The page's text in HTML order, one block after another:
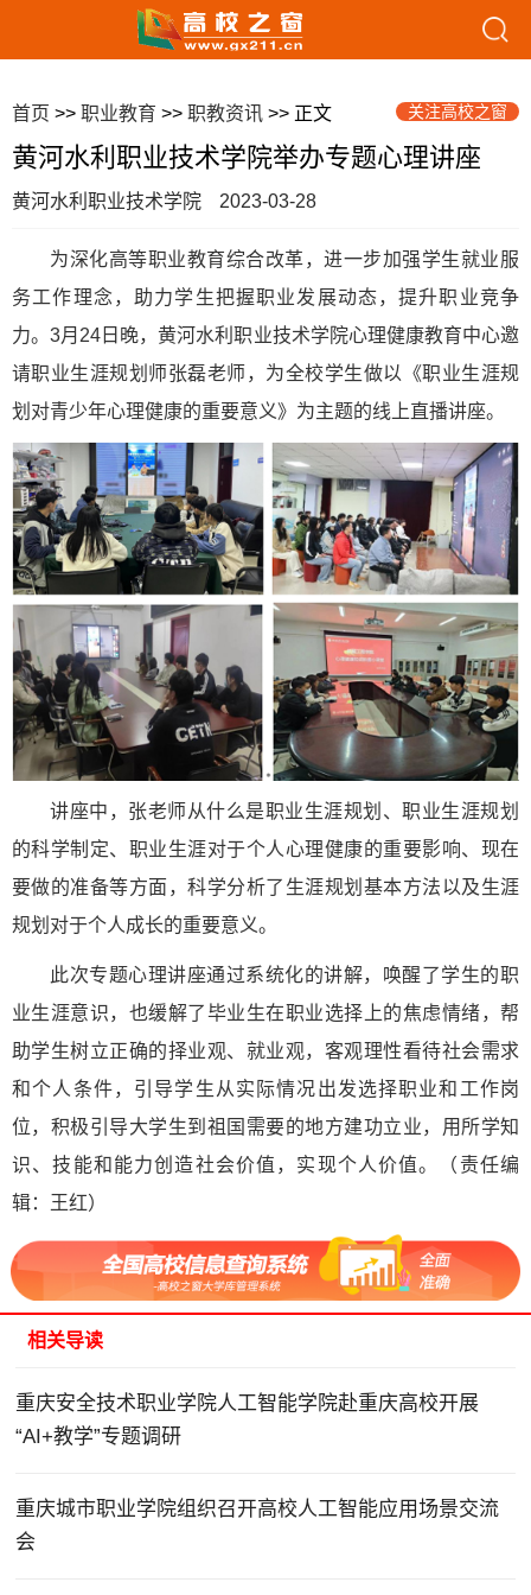
首页 >> 职业教育 >> 职教资讯 >> 正文 关注高校之窗
黄河水利职业技术学院举办专题心理讲座
黄河水利职业技术学院 2023-03-28
为深化高等职业教育综合改革，进一步加强学生就业服
务工作理念，助力学生把握职业发展动态，提升职业竞争
力。3月24日晚，黄河水利职业技术学院心理健康教育中心邀
请职业生涯规划师张磊老师，为全校学生做以《职业生涯规
划对青少年心理健康的重要意义》为主题的线上直播讲座。
讲座中，张老师从什么是职业生涯规划、职业生涯规划
的科学制定、职业生涯对于个人心理健康的重要影响、现在
要做的准备等方面，科学分析了生涯规划基本方法以及生涯
规划对于个人成长的重要意义。
此次专题心理讲座通过系统化的讲解，唤醒了学生的职
业生涯意识，也缓解了毕业生在职业选择上的焦虑情绪，帮
助学生树立正确的择业观、就业观，客观理性看待社会需求
和个人条件，引导学生从实际情况出发选择职业和工作岗
位，积极引导大学生到祖国需要的地方建功立业，用所学知
识、技能和能力创造社会价值，实现个人价值。（责任编
辑：王红）
相关导读
重庆安全技术职业学院人工智能学院赴重庆高校开展
“AI+教学”专题调研
重庆城市职业学院组织召开高校人工智能应用场景交流
会